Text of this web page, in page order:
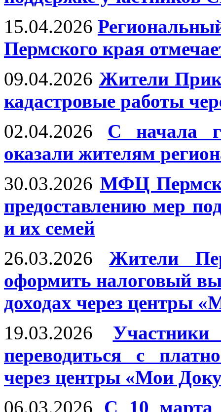
15.04.2026
Пермского края
09.04.2026 Жители
кадастровые работы
02.04.2026
С начала
оказали жителям
30.03.2026 МФЦ
предоставлению мер
и их семей
26.03.2026
Жители
оформить налоговый
доходах через центры
19.03.2026
переводиться с
через центры «Мои
06.03.2026
С 10